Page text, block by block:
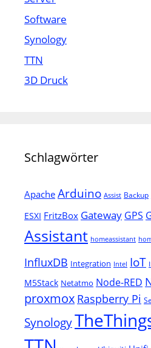
Software
Synology
TTN
3D Druck
Schlagwörter
Apache Arduino Assist Backup
ESXI FritzBox Gateway GPS
Assistant homeassistant
InfluxDB Integration Intel IoT
M5Stack Netatmo Node-RED
proxmox Raspberry Pi
Synology